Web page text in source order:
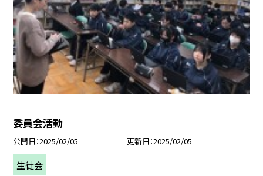
委員会活動
公開日 2025/02/05 更新日 2025/02/05
生徒会